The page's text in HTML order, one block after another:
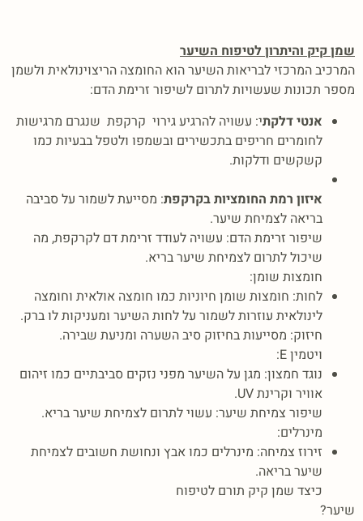
שמן קיק והיתרון לטיפוח השיער
המרכיב המרכזי לבריאות השיער הוא החומצה הריצוינולאית ולשמן
מספר תכונות שעשויות לתרום לשיפור זרימת הדם:
אנטי דלקתי: עשויה להרגיע גירוי קרקפת שנגרם מרגישות
לחומרים חריפים בתכשירים ובשמפו ולטפל בבעיות כמו
קשקשים ודלקות.
איזון רמת החומציות בקרקפת: מסייעת לשמור על סביבה
בריאה לצמיחת שיער.
שיפור זרימת הדם: עשויה לעודד זרימת דם לקרקפת, מה
שיכול לתרום לצמיחת שיער בריא.
חומצות שומן:
לחות: חומצות שומן חיוניות כמו חומצה אולאית וחומצה
לינולאית עוזרות לשמור על לחות השיער ומעניקות לו ברק.
חיזוק: מסייעות בחיזוק סיב השערה ומניעת שבירה.
ויטמין E:
נוגד חמצון: מגן על השיער מפני נזקים סביבתיים כמו זיהום
אוויר וקרינת UV.
שיפור צמיחת שיער: עשוי לתרום לצמיחת שיער בריא.
מינרלים:
זירוז צמיחה: מינרלים כמו אבץ ונחושת חשובים לצמיחת
שיער בריאה.
כיצד שמן קיק תורם לטיפוח
שיער?